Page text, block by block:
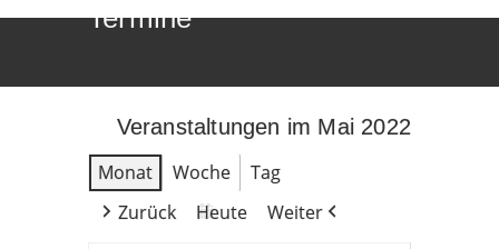
Termine
Veranstaltungen im Mai 2022
Monat
Woche
Tag
Zurück
Heute Weiter